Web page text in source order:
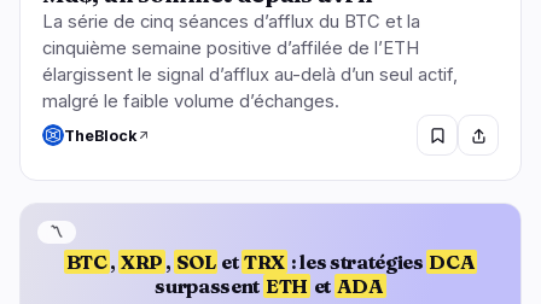
La série de cinq séances d’afflux du BTC et la
cinquième semaine positive d’affilée de l’ETH
élargissent le signal d’afflux au-delà d’un seul actif,
malgré le faible volume d’échanges.
TheBlock
BTC, XRP , SOL et TRX : les stratégies DCA
surpassent ETH et ADA
〽️